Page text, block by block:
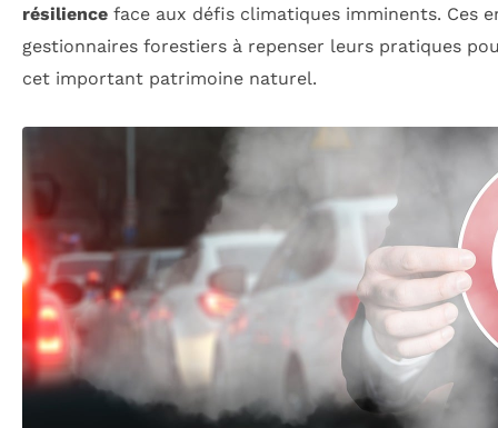
résilience face aux défis climatiques imminents. Ces
gestionnaires forestiers à repenser leurs pratiques
cet important patrimoine naturel.